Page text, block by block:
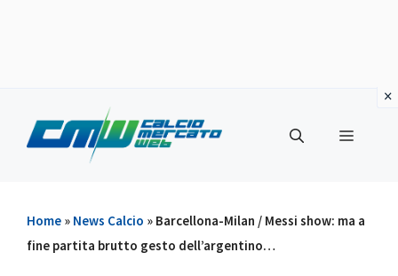
contenuto
Menu
Home » News Calcio » Barcellona-Milan / Messi show: ma a
fine partita brutto gesto dell’argentino…